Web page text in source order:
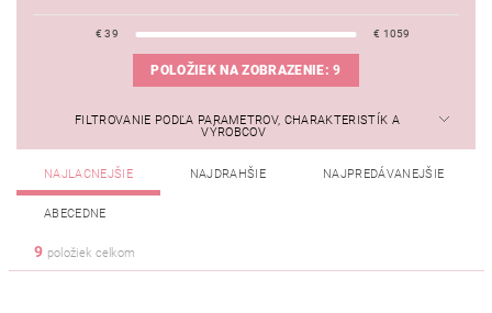
€39 € 1059
POLOŽIEK NA ZOBRAZENIE:9
FILTROVANIE PODĽA PARAMETROV, CHARAKTERISTÍK A
VÝROBCOV
NAJLACNEJŠIE NAJDRAHŠIE NAJPREDÁVANEJŠIE
ABECEDNE
9 položiek celkom